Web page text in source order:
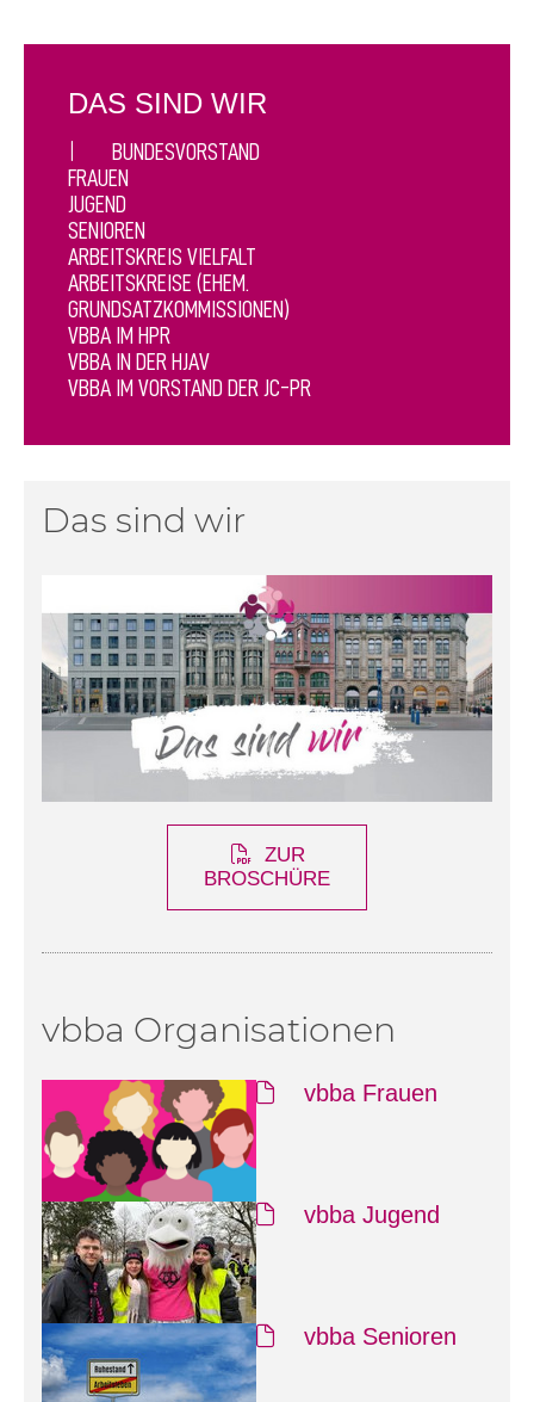
DAS SIND WIR
BUNDESVORSTAND
FRAUEN
JUGEND
SENIOREN
ARBEITSKREIS VIELFALT
ARBEITSKREISE (EHEM.
GRUNDSATZKOMMISSIONEN)
VBBA IM HPR
VBBA IN DER HJAV
VBBA IM VORSTAND DER JC-PR
Das sind wir
ZUR
BROSCHÜRE
vbba Organisationen
vbba Frauen
vbba Jugend
vbba Senioren